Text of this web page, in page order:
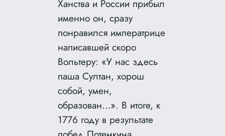
Ханства и России прибыл
именно он, сразу
понравился императрице
написавшей скоро
Вольтеру: «У нас здесь
паша Султан, хорош
собой, умен,
образован…». В итоге, к
1776 году в результате